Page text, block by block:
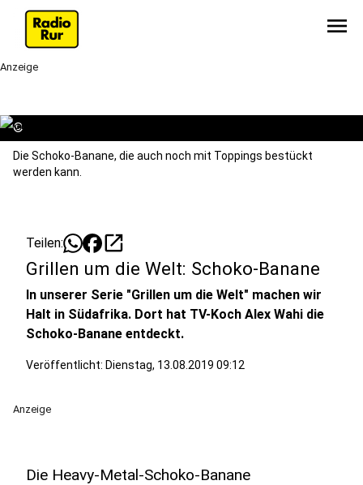
menu
Anzeige
©
Die Schoko-Banane, die auch noch mit Toppings bestückt
werden kann.
Teilen: open_in_new
Grillen um die Welt: Schoko-Banane
In unserer Serie "Grillen um die Welt" machen wir
Halt in Südafrika. Dort hat TV-Koch Alex Wahi die
Schoko-Banane entdeckt.
Veröffentlicht: Dienstag, 13.08.2019 09:12
Anzeige
Die Heavy-Metal-Schoko-Banane